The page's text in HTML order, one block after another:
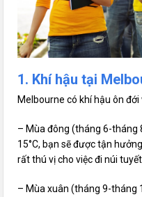
1. Khí hậu tại
Melbourne có khí hậu ôn đới
– Mùa đông (tháng 6-tháng
15°C, bạn sẽ được tận
rất thú vị cho việc đi núi
– Mùa xuân (tháng 9-tháng